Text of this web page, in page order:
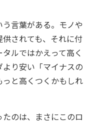
言葉がある。モノや
されても、それに付
ルではかえって高く
り安い「マイナスの
と高くつくかもしれ
のは、まさにこのロ